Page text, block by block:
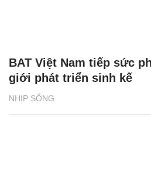
NHỊP SỐNG
BAT Việt Nam tiếp sức
giới phát triển sinh kế